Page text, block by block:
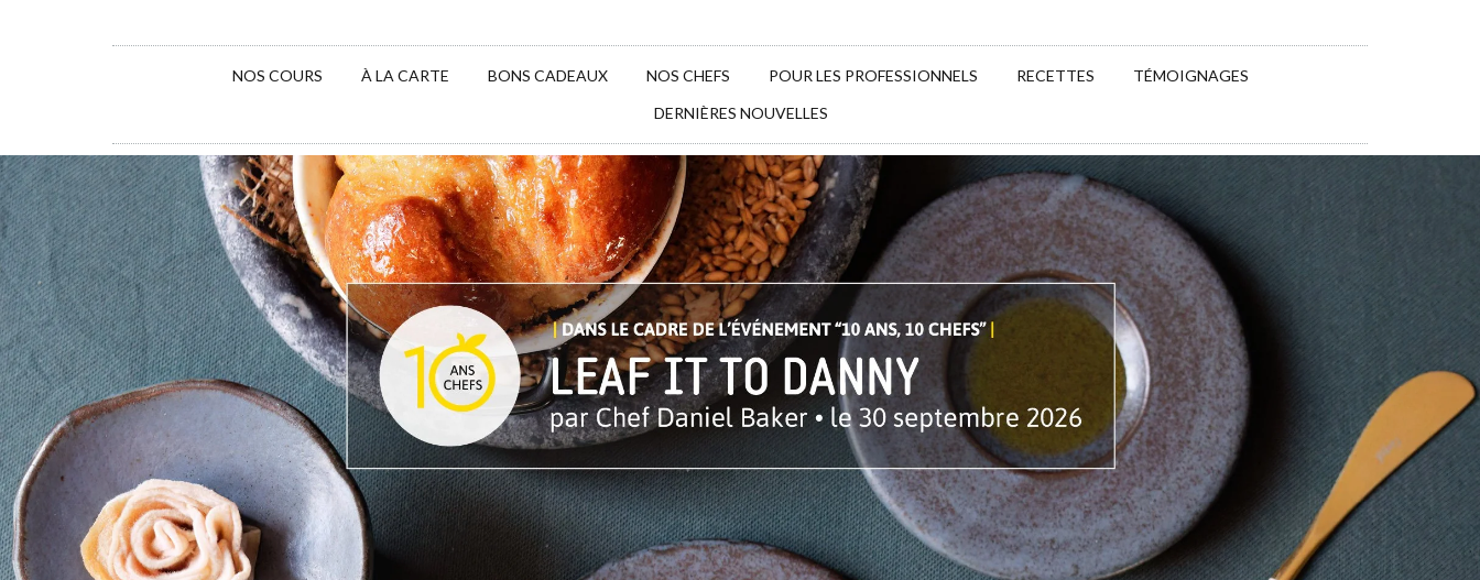
NOS COURS À LA CARTE BONS CADEAUX NOS CHEFS POUR LES PROFESSIONNELS RECETTES
TÉMOIGNAGES
DERNIÈRES NOUVELLES